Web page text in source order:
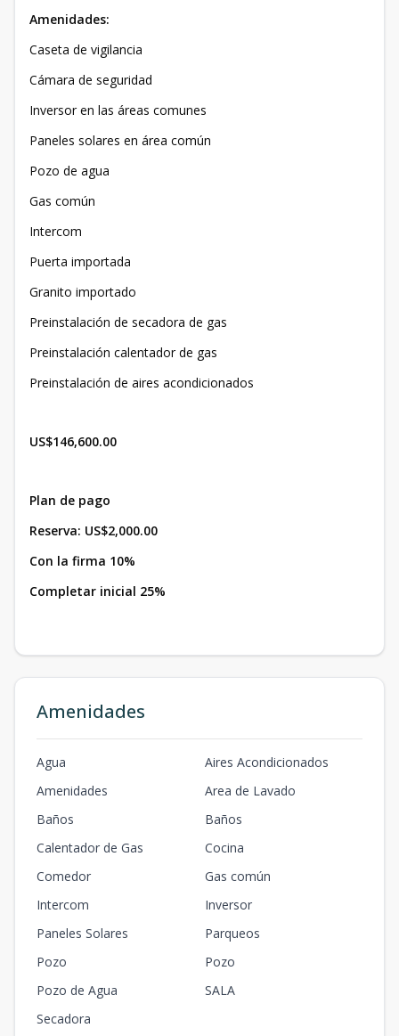
Amenidades:
Caseta de vigilancia
Cámara de seguridad
Inversor en las áreas comunes
Paneles solares en área común
Pozo de agua
Gas común
Intercom
Puerta importada
Granito importado
Preinstalación de secadora de gas
Preinstalación calentador de gas
Preinstalación de aires acondicionados
US$146,600.00
Plan de pago
Reserva: US$2,000.00
Con la firma 10%
Completar inicial 25%
Amenidades
Agua
Aires Acondicionados
Amenidades
Area de Lavado
Baños
Baños
Calentador de Gas
Cocina
Comedor
Gas común
Intercom
Inversor
Paneles Solares
Parqueos
Pozo
Pozo
Pozo de Agua
SALA
Secadora